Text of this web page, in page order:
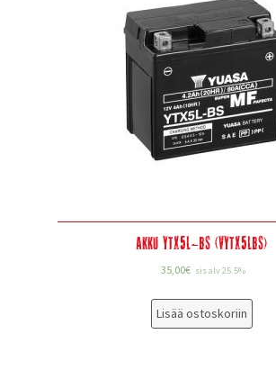
Akku YTX5L-BS (VYTX5LBS)
35,00€ sis alv 25.5%
Lisää ostoskoriin